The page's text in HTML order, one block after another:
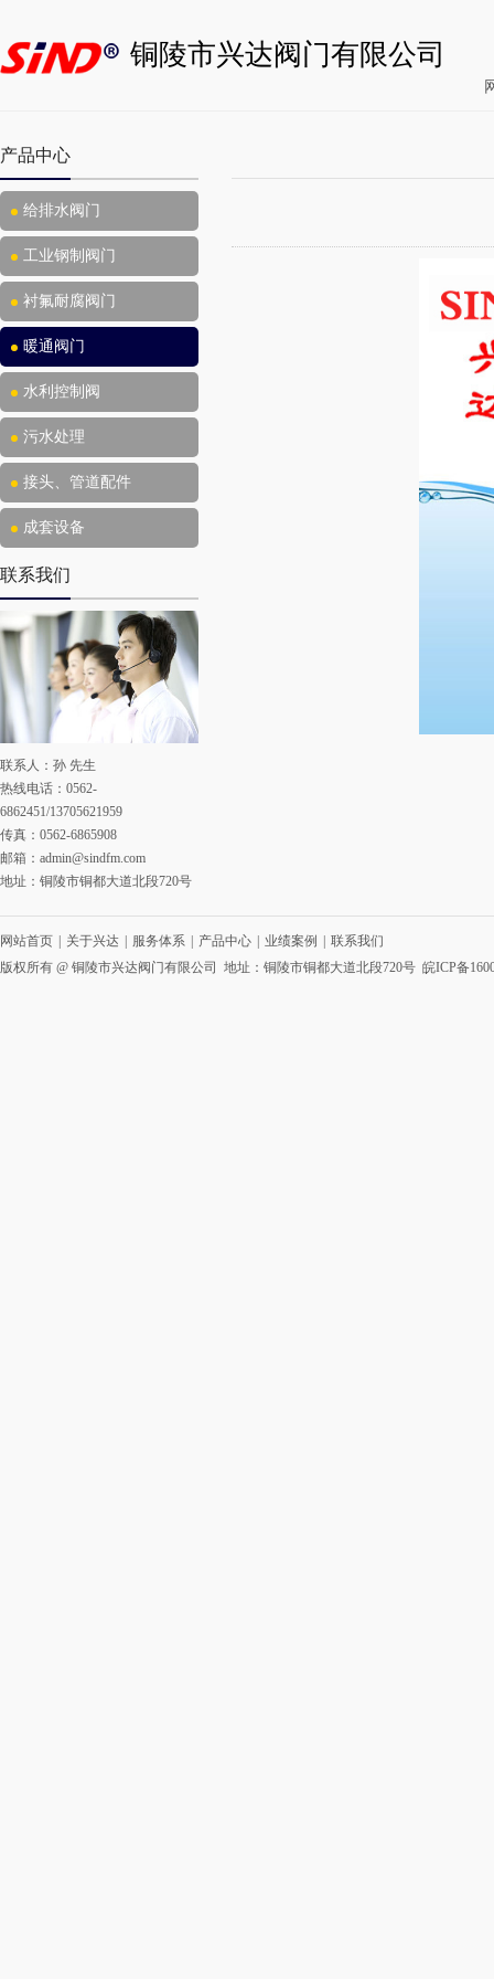
铜陵市兴达阀门有限公司
产品中心
给排水阀门
工业钢制阀门
衬氟耐腐阀门
暖通阀门
水利控制阀
污水处理
接头、管道配件
成套设备
联系我们
联系人：孙 先生
热线电话：0562-
6862451/13705621959
传真：0562-6865908
邮箱： admin@sindfm.com
地址：铜陵市铜都大道北段720号
网站首页 | 关于兴达 | 服务体系 | 产品中心 | 业绩案例 | 联系我们
版权所有 @ 铜陵市兴达阀门有限公司 地址：铜陵市铜都大道北段720号 皖ICP备